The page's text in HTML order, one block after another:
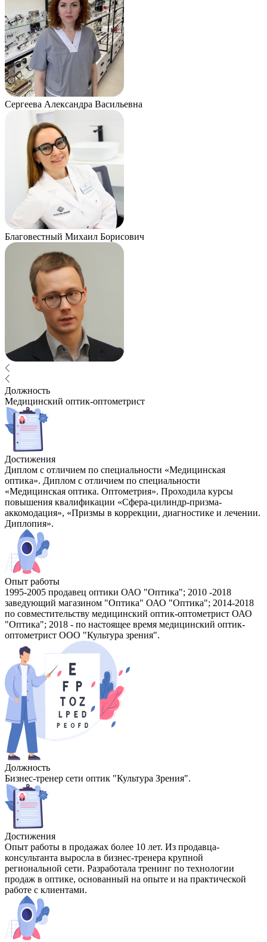
Сергеева Александра Васильевна
Благовестный Михаил Борисович
Должность
Медицинский оптик-оптометрист
Достижения
Диплом с отличием по специальности «Медицинская
оптика». Диплом с отличием по специальности
«Медицинская оптика. Оптометрия». Проходила курсы
повышения квалификации «Сфера-цилиндр-призма-
аккомодация», «Призмы в коррекции, диагностике и лечении.
Диплопия».
Опыт работы
1995-2005 продавец оптики ОАО "Оптика"; 2010 -2018
заведующий магазином "Оптика" ОАО "Оптика"; 2014-2018
по совместительству медицинский оптик-оптометрист ОАО
"Оптика"; 2018 - по настоящее время медицинский оптик-
оптометрист ООО "Культура зрения".
Должность
Бизнес-тренер сети оптик "Культура Зрения".
Достижения
Опыт работы в продажах более 10 лет. Из продавца-
консультанта выросла в бизнес-тренера крупной
региональной сети. Разработала тренинг по технологии
продаж в оптике, основанный на опыте и на практической
работе с клиентами.